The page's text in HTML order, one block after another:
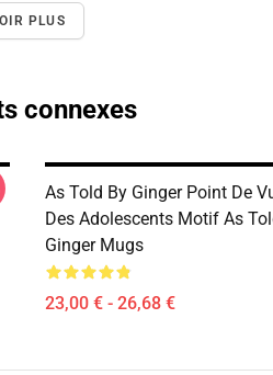
PLUS
connexes
As Told By Ginger Point De
Des Adolescents Motif As
Ginger Mugs
23,00 € - 26,68 €